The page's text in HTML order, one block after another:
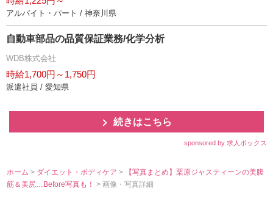
アルバイト・パート / 神奈川県
自動車部品の品質保証業務/化学分析
WDB株式会社
時給1,700円～1,750円
派遣社員 / 愛知県
続きはこちら
sponsored by 求人ボックス
ホーム > ダイエット・ボディケア>
【写真まとめ】栗原ジャスティーンの美腹
筋＆美尻…Before写真も！> 画像・写真詳細